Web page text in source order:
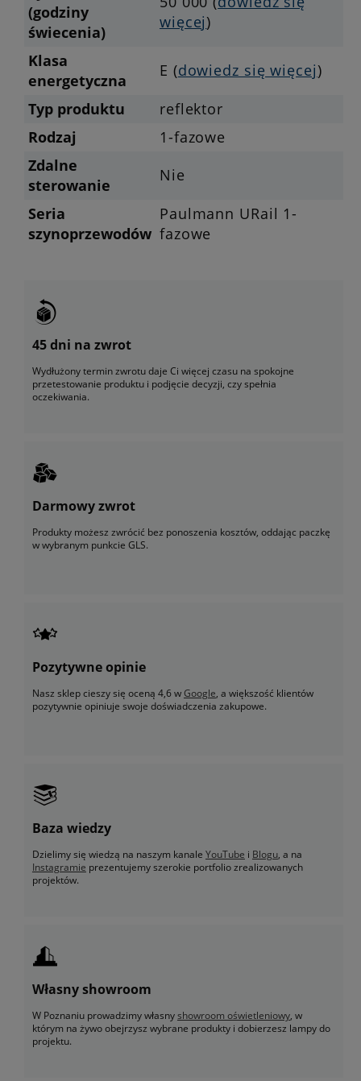
(godziny
świecenia)
więcej)
Klasa
energetyczna
E (dowiedz się więcej)
Typ produktu
reflektor
Rodzaj
1-fazowe
Zdalne
sterowanie
Nie
Seria
szynoprzewodów
Paulmann URail 1-
fazowe
45 dni na zwrot
Wydłużony termin zwrotu daje Ci więcej czasu na spokojne
przetestowanie produktu i podjęcie decyzji, czy spełnia
oczekiwania.
Darmowy zwrot
Produkty możesz zwrócić bez ponoszenia kosztów, oddając paczkę
w wybranym punkcie GLS.
Pozytywne opinie
Nasz sklep cieszy się oceną 4,6 wGoogle, a większość klientów
pozytywnie opiniuje swoje doświadczenia zakupowe.
Baza wiedzy
Dzielimy się wiedzą na naszym kanale YouTube i Blogu, a na
Instagramie prezentujemy szerokie portfolio zrealizowanych
projektów.
Własny showroom
W Poznaniu prowadzimy własnyshowroom oświetleniowy, w
którym na żywo obejrzysz wybrane produkty i dobierzesz lampy do
projektu.